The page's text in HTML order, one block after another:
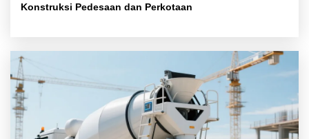
Konstruksi Pedesaan dan Perkotaan